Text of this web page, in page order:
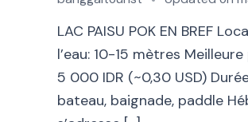
LAC PAISU POK EN BREF
l’eau: 10-15 mètres
5 000 IDR (~0,30 USD)
bateau, baignade, paddle